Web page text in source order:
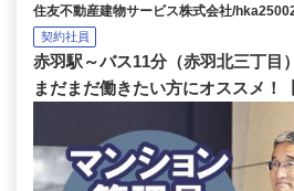
住友不動産建物サービス株式会社/
契約社員
赤羽駅～バス11分（赤羽北三丁目
まだまだ働きたい方にオススメ！